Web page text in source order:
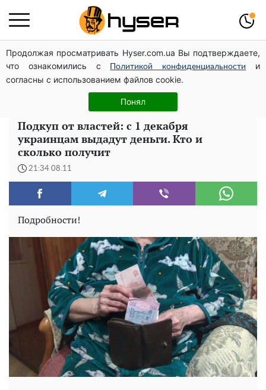
Продолжая просматривать Hyser.com.ua Вы подтверждаете,
что ознакомились с
Политикой конфиденциальности
и
согласны с использованием файлов cookie.
Понял
Гола Олена Тополя у цікавих позах змусила відвисати
щелепи: злив відео – було лише початком
Олена Тополя злив відео – це далеко не все: фронтмен
"Антитіла" Тарас Тополя став наступним
Подкуп от властей: с 1 декабря
украинцам выдадут деньги. Кто и
сколько получит
21:34 08.11
Подробности!